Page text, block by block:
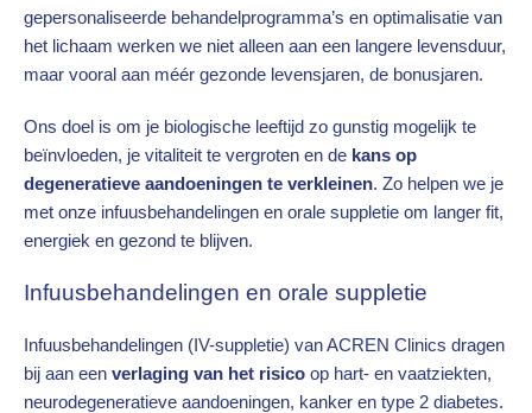
gepersonaliseerde behandelprogramma’s en optimalisatie van
het lichaam werken we niet alleen aan een langere levensduur,
maar vooral aan méér gezonde levensjaren, de bonusjaren.
Ons doel is om je biologische leeftijd zo gunstig mogelijk te
beïnvloeden, je vitaliteit te vergroten en de kans op
degeneratieve aandoeningen te verkleinen. Zo helpen we je
met onze infuusbehandelingen en orale suppletie om langer fit,
energiek en gezond te blijven.
Infuusbehandelingen en orale suppletie
Infuusbehandelingen (IV-suppletie) van ACREN Clinics dragen
bij aan een verlaging van het risico op hart- en vaatziekten,
neurodegeneratieve aandoeningen, kanker en type 2 diabetes.